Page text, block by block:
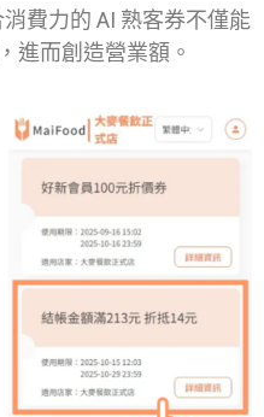
費力的 AI 熟客券不僅能
進而創造營業額。